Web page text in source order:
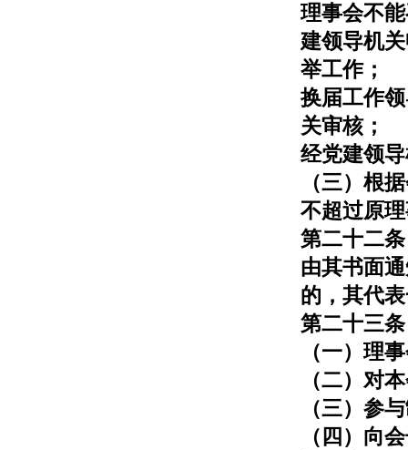
理事会不
建领导机
举工作；
换届工作
关审核；
经党建领
（三）根
不超过原
第二十二
由其书面
的，其代
第二十三
（一）理
（二）对
（三）参
（四）向